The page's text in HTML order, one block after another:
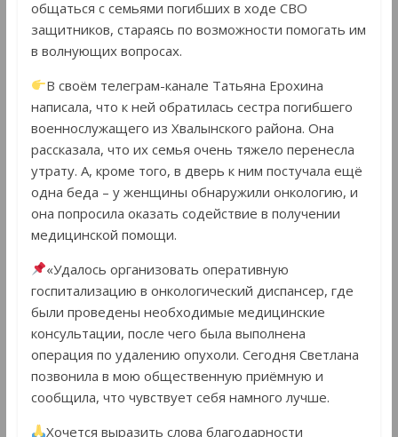
общаться с семьями погибших в ходе СВО
защитников, стараясь по возможности помогать им
в волнующих вопросах.
В своём телеграм-канале Татьяна Ерохина
написала, что к ней обратилась сестра погибшего
военнослужащего из Хвалынского района. Она
рассказала, что их семья очень тяжело перенесла
утрату. А, кроме того, в дверь к ним постучала ещё
одна беда – у женщины обнаружили онкологию, и
она попросила оказать содействие в получении
медицинской помощи.
«Удалось организовать оперативную
госпитализацию в онкологический диспансер, где
были проведены необходимые медицинские
консультации, после чего была выполнена
операция по удалению опухоли. Сегодня Светлана
позвонила в мою общественную приёмную и
сообщила, что чувствует себя намного лучше.
Хочется выразить слова благодарности